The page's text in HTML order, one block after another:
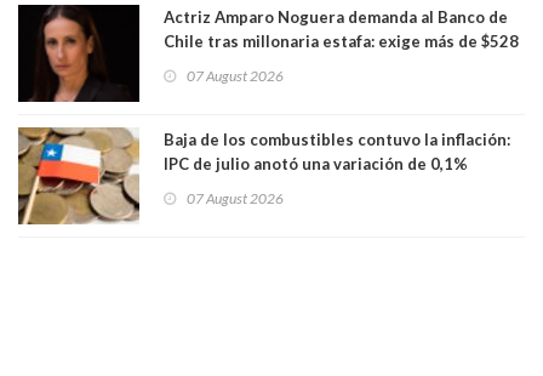
Actriz Amparo Noguera demanda al Banco de
Chile tras millonaria estafa: exige más de $528
07 August 2026
Baja de los combustibles contuvo la inflación:
IPC de julio anotó una variación de 0,1%
07 August 2026